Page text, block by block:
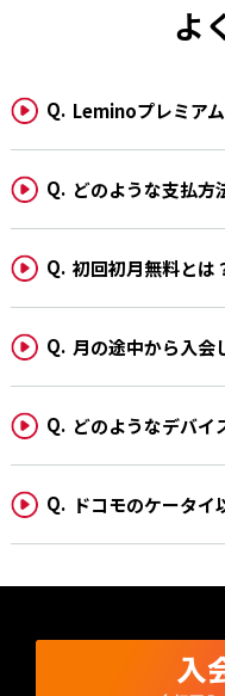
10．ネットワーク環境の不具
募ができない場合であって
12．本特典に関し当社が損害
14．やむを得ず公演自体が中
当選は無効となります。ま
負いかねます。
ご来場に際して
慮ください。
・ご当選者以外の入場は認め
・入場時にチケットをご提示
・当日チケットを紛失された
・お手持ちのチケットの座席
は禁止となります。
・演出上、リングや舞台が見
・館内での動画撮影は禁止と
のご迷惑にならないように
よ
Leminoプレミア
どのような支払方
初回初月無料とは
月の途中から入会
どのようなデバイ
ドコモのケータイ